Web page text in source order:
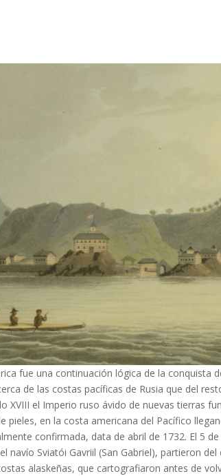
fue una continuación lógica de la conquista
de las costas pacíficas de Rusia que del
XVIII el Imperio ruso ávido de nuevas tierras
pieles, en la costa americana del Pacífico
confirmada, data de abril de 1732. El 5
navío Sviatói Gavriil (San Gabriel), partieron
alaskeñas, que cartografiaron antes de